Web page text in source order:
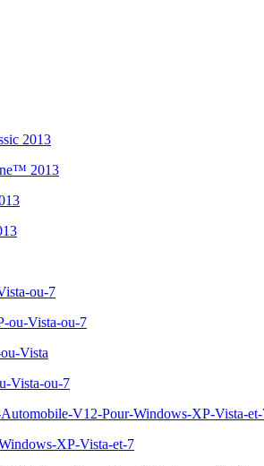
2013
2013
ou-7
ou-Vista-ou-7
Vista
Vista-ou-7
V12-Pour-Windows-XP-Vista-
XP-Vista-et-7